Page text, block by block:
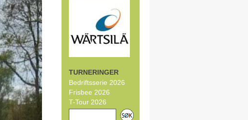
TURNERINGER
Bedriftsserie 2026
Frisbee 2026
T-Tour 2026